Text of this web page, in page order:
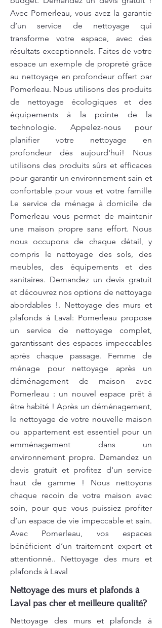
Avec Pomerleau, vous avez la garantie
d’un service de nettoyage qui
transforme votre espace, avec des
résultats exceptionnels. Faites de votre
espace un exemple de propreté grâce
au nettoyage en profondeur offert par
Pomerleau. Nous utilisons des produits
de nettoyage écologiques et des
équipements à la pointe de la
technologie. Appelez-nous pour
planifier votre nettoyage en
profondeur dès aujourd'hui! Nous
utilisons des produits sûrs et efficaces
pour garantir un environnement sain et
confortable pour vous et votre famille
Le service de ménage à domicile de
Pomerleau vous permet de maintenir
une maison propre sans effort. Nous
nous occupons de chaque détail, y
compris le nettoyage des sols, des
meubles, des équipements et des
sanitaires. Demandez un devis gratuit
et découvrez nos options de nettoyage
abordables !. Nettoyage des murs et
plafonds à Laval: Pomerleau propose
un service de nettoyage complet,
garantissant des espaces impeccables
après chaque passage. Femme de
ménage pour nettoyage après un
déménagement de maison avec
Pomerleau : un nouvel espace prêt à
être habité ! Après un déménagement,
le nettoyage de votre nouvelle maison
ou appartement est essentiel pour un
emménagement dans un
environnement propre. Demandez un
devis gratuit et profitez d'un service
haut de gamme ! Nous nettoyons
chaque recoin de votre maison avec
soin, pour que vous puissiez profiter
d’un espace de vie impeccable et sain.
Avec Pomerleau, vos espaces
bénéficient d’un traitement expert et
attentionné.. Nettoyage des murs et
plafonds à Laval
Nettoyage des murs et plafonds à
Laval pas cher et meilleure qualité?
Nettoyage des murs et plafonds à